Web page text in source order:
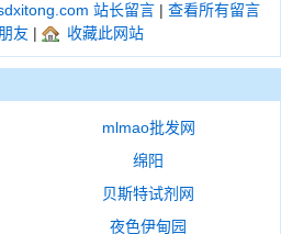
站长留言 | 查看所有留言
友 | 收藏此网站
mlmao批发网
绵阳
贝斯特试剂网
夜色伊甸园